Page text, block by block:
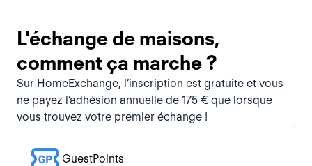
L'échange de maisons,
comment ça marche ?
Sur HomeExchange, l’inscription est gratuite et vous
ne payez l’adhésion annuelle de 175 € que lorsque
vous trouvez votre premier échange !
GuestPoints